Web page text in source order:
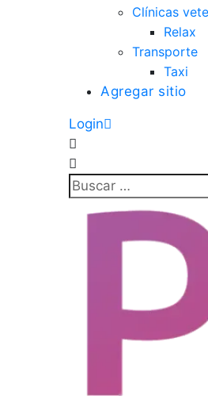
Clínicas
Relax
Transporte
Taxi
Agregar sitio
Login
Buscar: